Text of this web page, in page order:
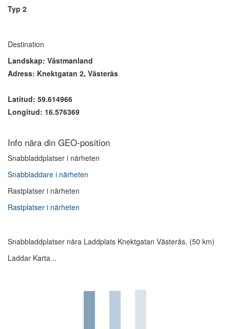
Typ 2
Destination
Landskap: Västmanland
Adress: Knektgatan 2, Västerås
Latitud: 59.614966
Longitud: 16.576369
Info nära din GEO-position
Snabbladdplatser i närheten
Snabbladdare i närheten
Rastplatser i närheten
Rastplatser i närheten
Snabbladdplatser nära Laddplats Knektgatan Västerås, (50 km)
Laddar Karta...